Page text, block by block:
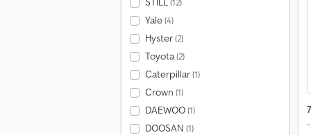
Yale(4)
Hyster(2)
Toyota(2)
Caterpillar(1)
Crown (1)
DAEWOO(1)
DOOSAN (1)
200/50-